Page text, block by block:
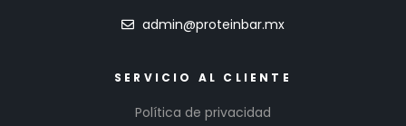
admin@proteinbar.mx
SERVICIO AL CLIENTE
Política de privacidad